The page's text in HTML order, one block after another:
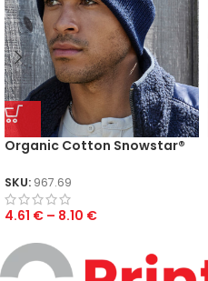
Organic Cotton Snowstar®
SKU: 967.69
4.61 € – 8.10 €